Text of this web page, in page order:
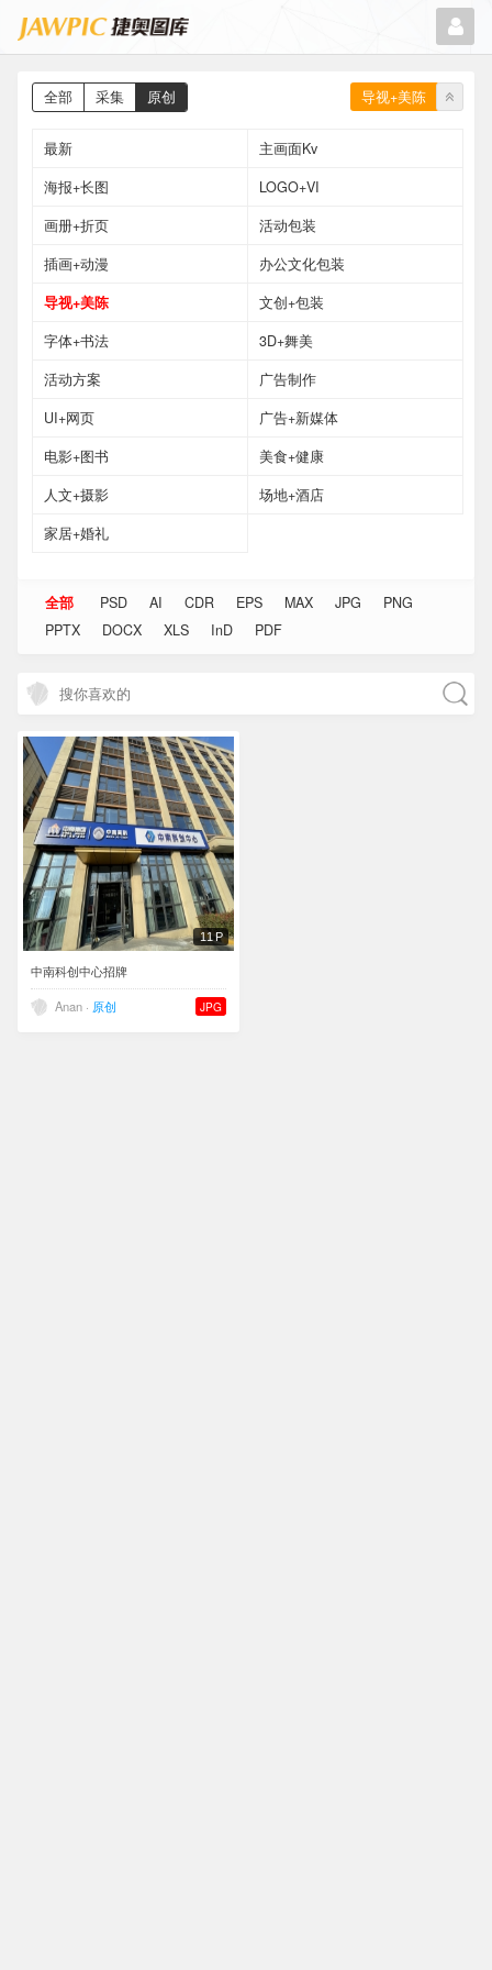
全部 采集 原创
最新
主画面Kv
海报+长图
LOGO+VI
画册+折页
活动包装
插画+动漫
办公文化包装
导视+美陈
文创+包装
字体+书法
3D+舞美
活动方案
广告制作
UI+网页
广告+新媒体
电影+图书
美食+健康
人文+摄影
场地+酒店
家居+婚礼
导视+美陈
全部 PSD AI CDR EPS MAX JPG
PNG
PPTX
DOCX XLS InD PDF
11P
中南科创中心招牌
Anan · 原创 JPG